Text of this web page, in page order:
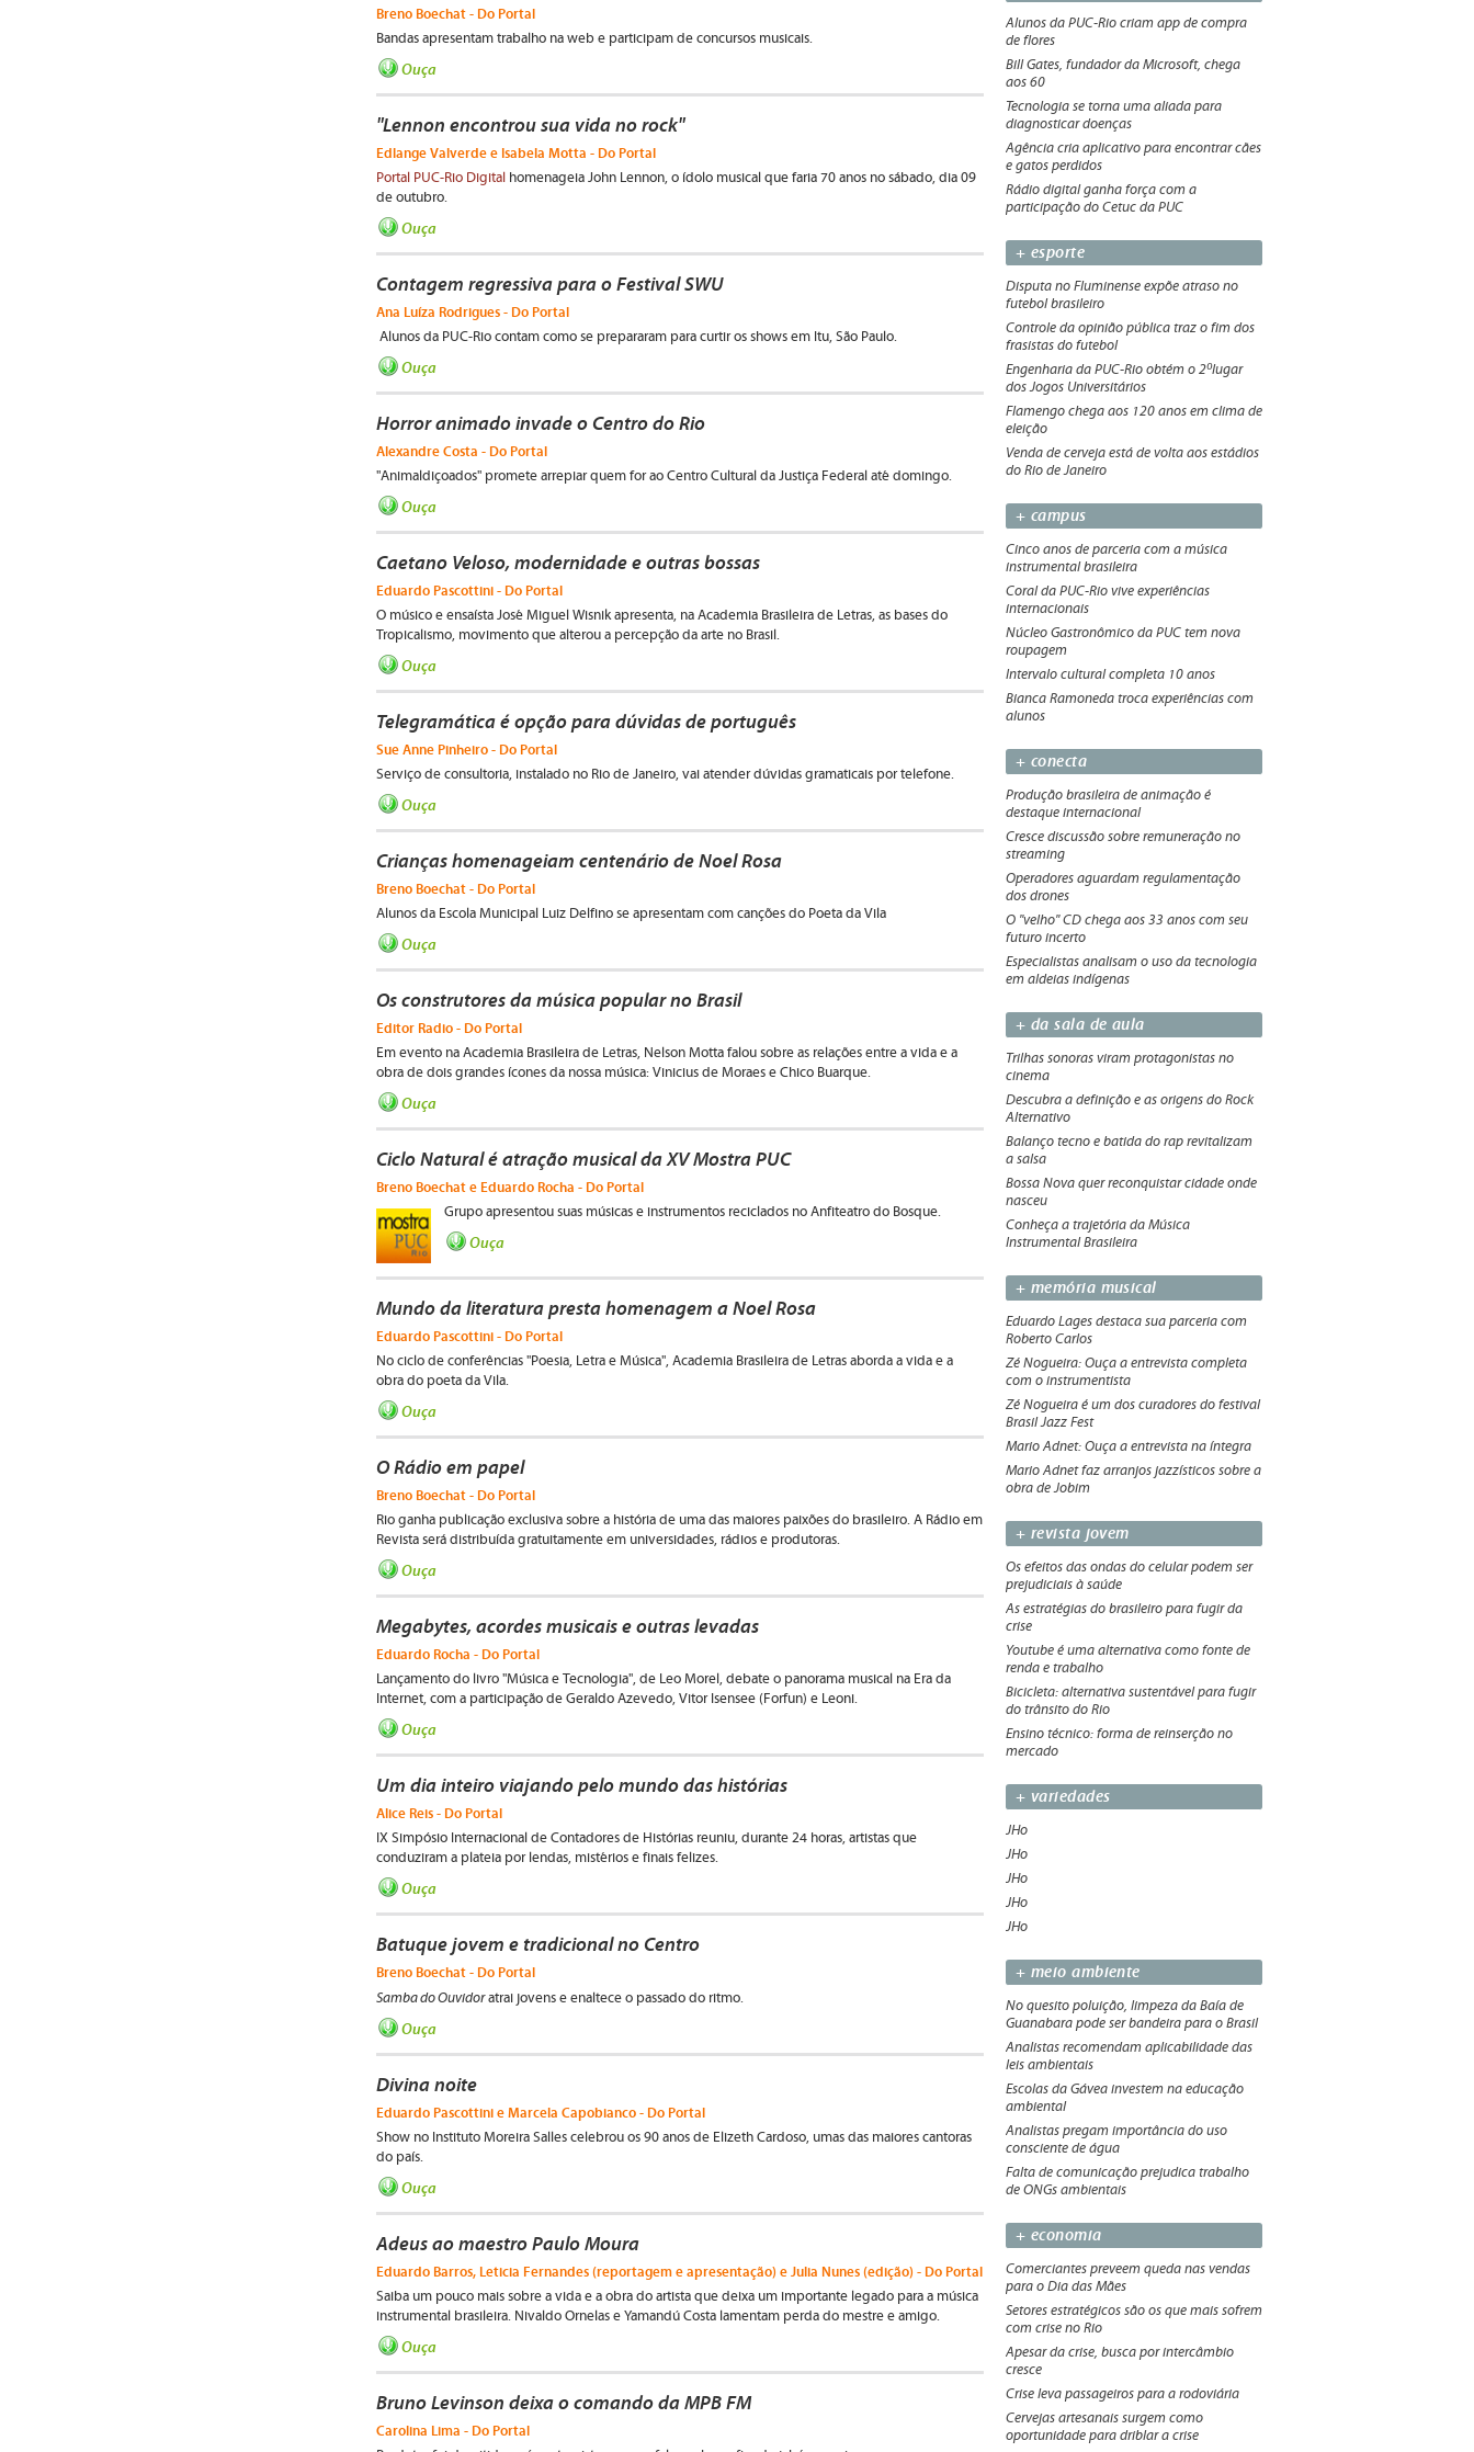
Breno Boechat - Do Portal
Bandas apresentam trabalho na web e participam de concursos musicais.
Ouça
"Lennon encontrou sua vida no rock"
Edlange Valverde e Isabela Motta - Do Portal
Portal PUC-Rio Digital homenageia John Lennon, o ídolo musical que faria 70 anos no sábado, dia 09
de outubro.
Ouça
Contagem regressiva para o Festival SWU
Ana Luíza Rodrigues - Do Portal
Alunos da PUC-Rio contam como se prepararam para curtir os shows em Itu, São Paulo.
Ouça
Horror animado invade o Centro do Rio
Alexandre Costa - Do Portal
"Animaldiçoados" promete arrepiar quem for ao Centro Cultural da Justiça Federal até domingo.
Ouça
Caetano Veloso, modernidade e outras bossas
Eduardo Pascottini - Do Portal
O músico e ensaísta José Miguel Wisnik apresenta, na Academia Brasileira de Letras, as bases do
Tropicalismo, movimento que alterou a percepção da arte no Brasil.
Ouça
Telegramática é opção para dúvidas de português
Sue Anne Pinheiro - Do Portal
Serviço de consultoria, instalado no Rio de Janeiro, vai atender dúvidas gramaticais por telefone.
Ouça
Crianças homenageiam centenário de Noel Rosa
Breno Boechat - Do Portal
Alunos da Escola Municipal Luiz Delfino se apresentam com canções do Poeta da Vila
Ouça
Os construtores da música popular no Brasil
Editor Radio - Do Portal
Em evento na Academia Brasileira de Letras, Nelson Motta falou sobre as relações entre a vida e a
obra de dois grandes ícones da nossa música: Vinicius de Moraes e Chico Buarque.
Ouça
Ciclo Natural é atração musical da XV Mostra PUC
Breno Boechat e Eduardo Rocha - Do Portal
Grupo apresentou suas músicas e instrumentos reciclados no Anfiteatro do Bosque.
Ouça
Mundo da literatura presta homenagem a Noel Rosa
Eduardo Pascottini - Do Portal
No ciclo de conferências "Poesia, Letra e Música", Academia Brasileira de Letras aborda a vida e a
obra do poeta da Vila.
Ouça
O Rádio em papel
Breno Boechat - Do Portal
Rio ganha publicação exclusiva sobre a história de uma das maiores paixões do brasileiro. A Rádio em
Revista será distribuída gratuitamente em universidades, rádios e produtoras.
Ouça
Megabytes, acordes musicais e outras levadas
Eduardo Rocha - Do Portal
Lançamento do livro "Música e Tecnologia", de Leo Morel, debate o panorama musical na Era da
Internet, com a participação de Geraldo Azevedo, Vitor Isensee (Forfun) e Leoni.
Ouça
Um dia inteiro viajando pelo mundo das histórias
Alice Reis - Do Portal
IX Simpósio Internacional de Contadores de Histórias reuniu, durante 24 horas, artistas que
conduziram a plateia por lendas, mistérios e finais felizes.
Ouça
Batuque jovem e tradicional no Centro
Breno Boechat - Do Portal
Samba do Ouvidoratrai jovens e enaltece o passado do ritmo.
Ouça
Divina noite
Eduardo Pascottini e Marcela Capobianco - Do Portal
Show no Instituto Moreira Salles celebrou os 90 anos de Elizeth Cardoso, umas das maiores cantoras
do país.
Ouça
Adeus ao maestro Paulo Moura
Eduardo Barros, Leticia Fernandes (reportagem e apresentação) e Julia Nunes (edição) - Do Portal
Saiba um pouco mais sobre a vida e a obra do artista que deixa um importante legado para a música
instrumental brasileira. Nivaldo Ornelas e Yamandú Costa lamentam perda do mestre e amigo.
Ouça
Bruno Levinson deixa o comando da MPB FM
Carolina Lima - Do Portal
Alunos da PUC-Rio criam app de compra
de flores
Bill Gates, fundador da Microsoft, chega
aos 60
Tecnologia se torna uma aliada para
diagnosticar doenças
Agência cria aplicativo para encontrar cães
e gatos perdidos
Rádio digital ganha força com a
participação do Cetuc da PUC
+ esporte
Disputa no Fluminense expõe atraso no
futebol brasileiro
Controle da opinião pública traz o fim dos
frasistas do futebol
Engenharia da PUC-Rio obtém o 2ºlugar
dos Jogos Universitários
Flamengo chega aos 120 anos em clima de
eleição
Venda de cerveja está de volta aos estádios
do Rio de Janeiro
+ campus
Cinco anos de parceria com a música
instrumental brasileira
Coral da PUC-Rio vive experiências
internacionais
Núcleo Gastronômico da PUC tem nova
roupagem
Intervalo cultural completa 10 anos
Bianca Ramoneda troca experiências com
alunos
+ conecta
Produção brasileira de animação é
destaque internacional
Cresce discussão sobre remuneração no
streaming
Operadores aguardam regulamentação
dos drones
O "velho" CD chega aos 33 anos com seu
futuro incerto
Especialistas analisam o uso da tecnologia
em aldeias indígenas
+ da sala de aula
Trilhas sonoras viram protagonistas no
cinema
Descubra a definição e as origens do Rock
Alternativo
Balanço tecno e batida do rap revitalizam
a salsa
Bossa Nova quer reconquistar cidade onde
nasceu
Conheça a trajetória da Música
Instrumental Brasileira
+ memória musical
Eduardo Lages destaca sua parceria com
Roberto Carlos
Zé Nogueira: Ouça a entrevista completa
com o instrumentista
Zé Nogueira é um dos curadores do festival
Brasil Jazz Fest
Mario Adnet: Ouça a entrevista na íntegra
Mario Adnet faz arranjos jazzísticos sobre a
obra de Jobim
+ revista jovem
Os efeitos das ondas do celular podem ser
prejudiciais à saúde
As estratégias do brasileiro para fugir da
crise
Youtube é uma alternativa como fonte de
renda e trabalho
Bicicleta: alternativa sustentável para fugir
do trânsito do Rio
Ensino técnico: forma de reinserção no
mercado
+ variedades
JHo
JHo
JHo
JHo
JHo
+ meio ambiente
No quesito poluição, limpeza da Baía de
Guanabara pode ser bandeira para o Brasil
Analistas recomendam aplicabilidade das
leis ambientais
Escolas da Gávea investem na educação
ambiental
Analistas pregam importância do uso
consciente de água
Falta de comunicação prejudica trabalho
de ONGs ambientais
+ economia
Comerciantes preveem queda nas vendas
para o Dia das Mães
Setores estratégicos são os que mais sofrem
com crise no Rio
Apesar da crise, busca por intercâmbio
cresce
Crise leva passageiros para a rodoviária
Cervejas artesanais surgem como
oportunidade para driblar a crise